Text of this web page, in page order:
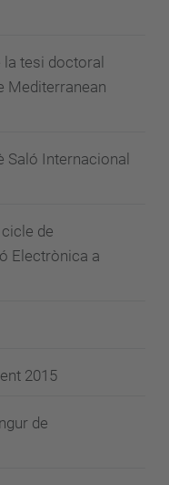
tesi doctoral
Mediterranean
Saló Internacional
de
Electrònica a
2015
de